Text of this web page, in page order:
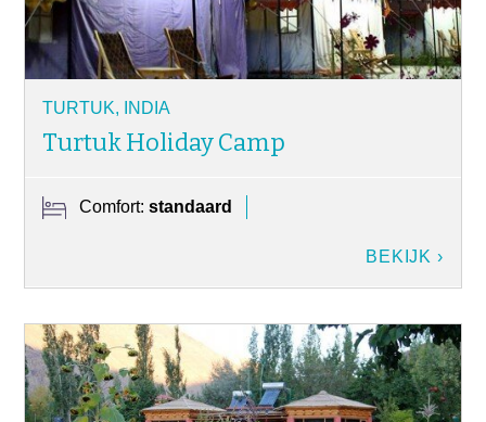
TURTUK, INDIA
Turtuk Holiday Camp
Comfort:standaard
BEKIJK ›